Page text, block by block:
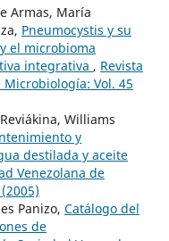
Armas, María
Pneumocystis y su
el microbioma
integrativa , Revista
Vol. 45
Williams
y
destilada y aceite
Venezolana de
Panizo, Catálogo del
de